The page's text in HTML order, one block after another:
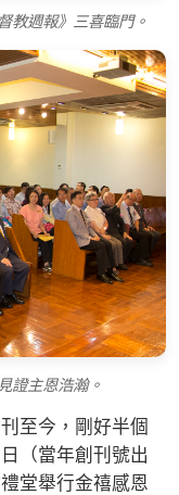
教週報》三喜臨門。
證主恩浩瀚。
至今，剛好半個
（當年創刊號出
堂舉行金禧感恩